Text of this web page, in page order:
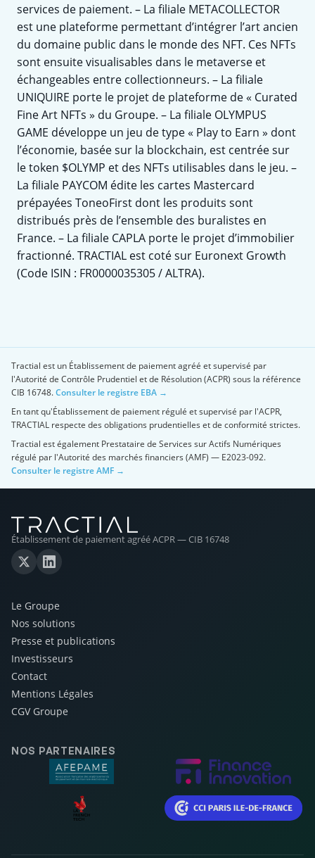
services de paiement. – La filiale METACOLLECTOR
est une plateforme permettant d’intégrer l’art ancien
du domaine public dans le monde des NFT. Ces NFTs
sont ensuite visualisables dans le metaverse et
échangeables entre collectionneurs. – La filiale
UNIQUIRE porte le projet de plateforme de « Curated
Fine Art NFTs » du Groupe. – La filiale OLYMPUS
GAME développe un jeu de type « Play to Earn » dont
l’économie, basée sur la blockchain, est centrée sur
le token $OLYMP et des NFTs utilisables dans le jeu. –
La filiale PAYCOM édite les cartes Mastercard
prépayées ToneoFirst dont les produits sont
distribués près de l’ensemble des buralistes en
France. – La filiale CAPLA porte le projet d’immobilier
fractionné. TRACTIAL est coté sur Euronext Growth
(Code ISIN : FR0000035305 / ALTRA).
Tractial est un Établissement de paiement agréé et supervisé par
l'Autorité de Contrôle Prudentiel et de Résolution (ACPR) sous la référence
CIB 16748.Consulter le registre EBA →
En tant qu'Établissement de paiement régulé et supervisé par l'ACPR,
TRACTIAL respecte des obligations prudentielles et de conformité strictes.
Tractial est également Prestataire de Services sur Actifs Numériques
régulé par l'Autorité des marchés financiers (AMF) — E2023-092.
Consulter le registre AMF →
Établissement de paiement agréé ACPR — CIB 16748
Le Groupe
Nos solutions
Presse et publications
Investisseurs
Contact
Mentions Légales
CGV Groupe
NOS PARTENAIRES